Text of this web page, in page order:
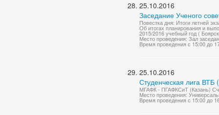
25.10.2016
Заседание Ученого
Повестка дня: Итоги летней
Об итогах планирования и
2015/2016 учебный год (
Место проведения: Зал
Время проведения с 15:00 до
25.10.2016
Студенческая лига ВТБ
МГАФК - ПГАФКСиТ (Казань)
Место проведения:
Время проведения с 15:00 до